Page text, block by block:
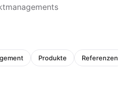
Produkte Referenzen